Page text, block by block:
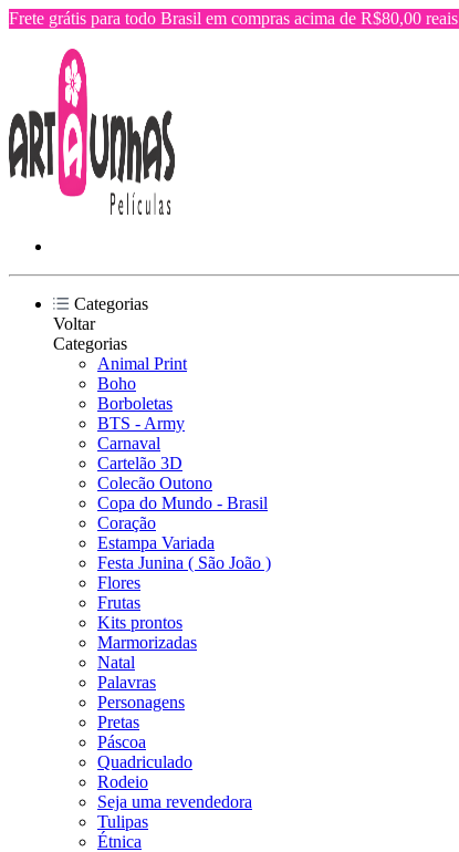
Frete grátis para todo Brasil em compras acima de R$80,00 reais
Categorias
Voltar
Categorias
Animal Print
Boho
Borboletas
BTS - Army
Carnaval
Cartelão 3D
Colecão Outono
Copa do Mundo - Brasil
Coração
Estampa Variada
Festa Junina ( São João )
Flores
Frutas
Kits prontos
Marmorizadas
Natal
Palavras
Personagens
Pretas
Páscoa
Quadriculado
Rodeio
Seja uma revendedora
Tulipas
Étnica